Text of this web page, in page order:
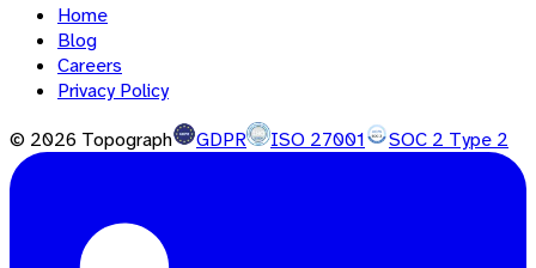
Home
Blog
Careers
Privacy Policy
© 2026 Topograph GDPR ISO 27001 SOC 2 Type 2